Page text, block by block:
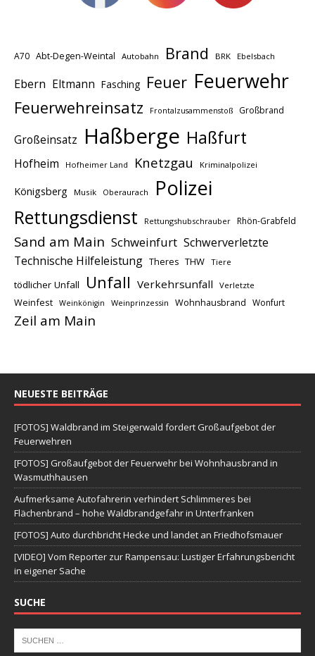
A70 Abt-Degen-Weintal Autobahn Brand BRK Ebelsbach
Ebern Eltmann Fasching Feuer Feuerwehr
Feuerwehreinsatz Frontalzusammenstoß Großbrand
Großeinsatz Haßberge Haßfurt
Hofheim Hofheimer Land Knetzgau Kriminalpolizei
Königsberg Musik Oberaurach Polizei
Rettungsdienst Rettungshubschrauber Rhön-Grabfeld
Sand am Main Schweinfurt Schwerverletzte
Technische Hilfeleistung Theres THW Tiere
tödlicher Unfall Unfall Verkehrsunfall Verletzte
Weinfest Weinkönigin Weinprinzessin Wohnhausbrand Wonfurt
Zeil am Main
NEUESTE BEITRÄGE
[FOTOS] Waldbrand im Steigerwald fordert Großaufgebot der
Feuerwehren
[FOTOS] Großaufgebot der Feuerwehr bei Wohnhausbrand in
Wasmuthhausen
Aufmerksame Autofahrerin verhindert Schlimmeres bei
Flächenbrand – hohe Waldbrandgefahr in Unterfranken
[FOTOS] Auto durchbricht Hecke und landet an Friedhofsmauer
[VIDEO] Vom Reporter zur Rampensau: Lustiger Erfahrungsbericht
in eigener Sache
SUCHE